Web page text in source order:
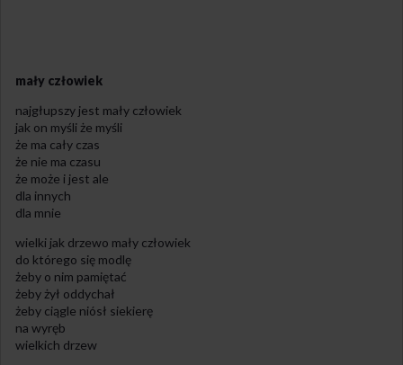
mały człowiek
najgłupszy jest mały człowiek
jak on myśli że myśli
że ma cały czas
że nie ma czasu
że może i jest ale
dla innych
dla mnie
wielki jak drzewo mały człowiek
do którego się modlę
żeby o nim pamiętać
żeby żył oddychał
żeby ciągle niósł siekierę
na wyręb
wielkich drzew